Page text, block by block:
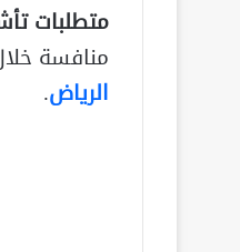
متطلبات
منافسة خلال 24 ساعة، والدفع بعد الإنجاز. تعرف على المزيد عن
الرياض.